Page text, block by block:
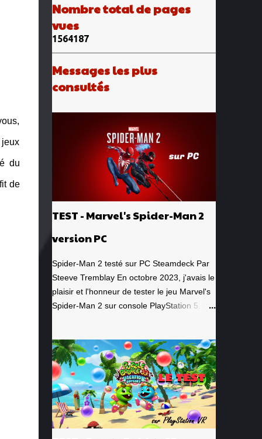
jeux
du
de
Nombre total de pages
vues
1564187
Messages les plus
consultés
TEST - Marvel's Spider-Man 2
version PC
Spider-Man 2 testé sur PC Steamdeck Par
Steeve Tremblay En octobre 2023, j'avais le
plaisir et l'honneur de tester le jeu Marvel's
Spider-Man 2 sur console PlayStation 5. Un
épique. À quel point j'avais apprécié mon
expérience? Je lui avais donné la
spectaculaire note de 10/10. Pour revoir
mon test, c'est par ici . Lorsque PlayStation
Canada nous a contacté il y a deux
semaines pour faire le test de la version PC,